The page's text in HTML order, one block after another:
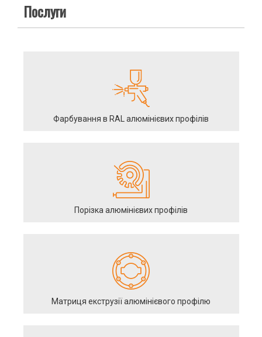
Послуги
Фарбування в RAL алюмінієвих профілів
Порізка алюмінієвих профілів
Матриця екструзії алюмінієвого профілю